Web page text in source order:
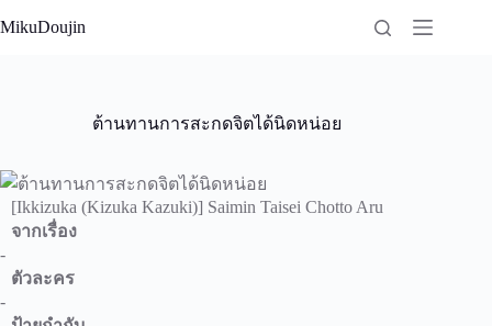
to
MikuDoujin
ต้านทานการสะกดจิตได้นิดหน่อย
[Ikkizuka (Kizuka Kazuki)] Saimin Taisei Chotto Aru
จากเรื่อง
-
ตัวละคร
-